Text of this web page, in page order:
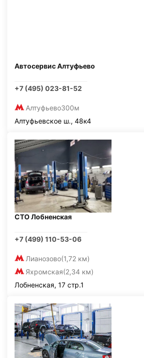
Автосервис Алтуфьево
+7 (495) 023-81-52
Алтуфьево300м
Алтуфьевское ш., 48к4
СТО Лобненская
+7 (499) 110-53-06
Лианозово(1,72 км)
Яхромская(2,34 км)
Лобненская, 17 стр.1